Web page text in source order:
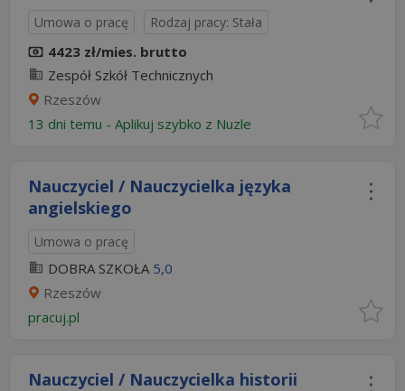
Umowa o pracę Rodzaj pracy: Stała
4423 zł/mies. brutto
Zespół Szkół Technicznych
Rzeszów
13 dni temu - Aplikuj szybko z Nuzle
Nauczyciel / Nauczycielka języka
angielskiego
Umowa o pracę
DOBRA SZKOŁA 5,0
Rzeszów
pracuj.pl
Nauczyciel / Nauczycielka historii